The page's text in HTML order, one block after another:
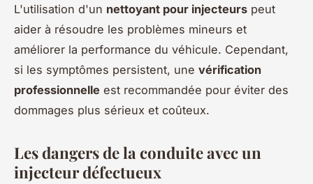
L'utilisation d'un nettoyant pour injecteurs peut
aider à résoudre les problèmes mineurs et
améliorer la performance du véhicule. Cependant,
si les symptômes persistent, une vérification
professionnelle est recommandée pour éviter des
dommages plus sérieux et coûteux.
Les dangers de la conduite avec un
injecteur défectueux